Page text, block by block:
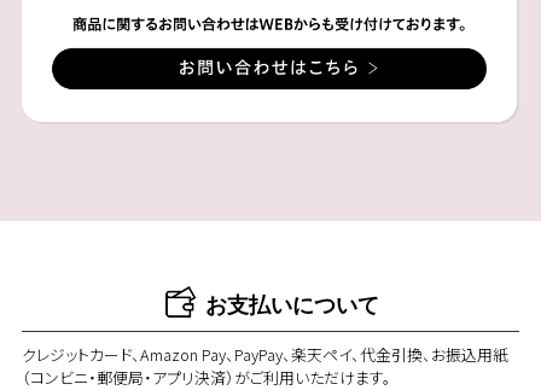
お支払いについて
クレジットカード、Amazon Pay、PayPay、楽天ペイ、代金引換、お振込用紙
（コンビニ・郵便局・アプリ決済）がご利用いただけます。